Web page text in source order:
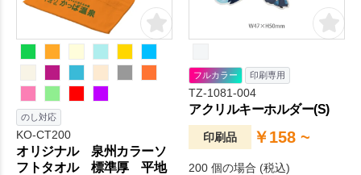
のし対応
KO-CT200
オリジナル 泉州カラーソ
フトタオル 標準厚 平地
フルカラー 印刷専用
TZ-1081-004
アクリルキーホルダー(S)
印刷品 ￥158 ~
200 個の場合 (税込)